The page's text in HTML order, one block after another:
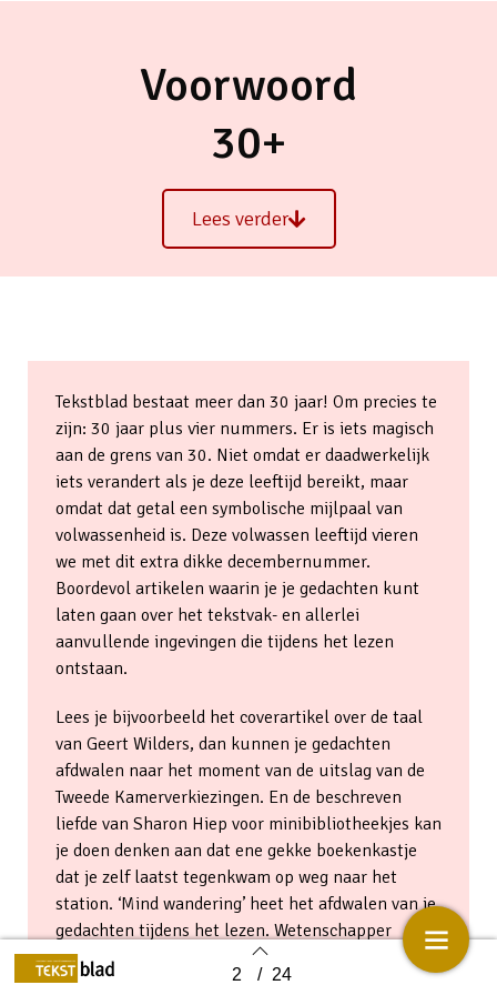
Back to index 2 / 24
Voorwoord
30+
Lees verder
Tekstblad bestaat meer dan 30 jaar! Om precies te
zijn: 30 jaar plus vier nummers. Er is iets magisch
aan de grens van 30. Niet omdat er daadwerkelijk
iets verandert als je deze leeftijd bereikt, maar
omdat dat getal een symbolische mijlpaal van
volwassenheid is. Deze volwassen leeftijd vieren
we met dit extra dikke decembernummer.
Boordevol artikelen waarin je je gedachten kunt
laten gaan over het tekstvak- en allerlei
aanvullende ingevingen die tijdens het lezen
ontstaan.
Lees je bijvoorbeeld het coverartikel over de taal
van Geert Wilders, dan kunnen je gedachten
afdwalen naar het moment van de uitslag van de
Tweede Kamerverkiezingen. En de beschreven
liefde van Sharon Hiep voor minibibliotheekjes kan
je doen denken aan dat ene gekke boekenkastje
dat je zelf laatst tegenkwam op weg naar het
station. ‘Mind wandering’ heet het afdwalen van je
gedachten tijdens het lezen. Wetenschapper
Myrthe Faber vertelt in dit nummer waarom onze
gedachten graag dwalen en hoe je als